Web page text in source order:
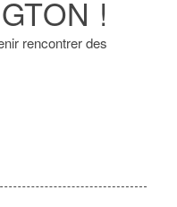
!
rencontrer des